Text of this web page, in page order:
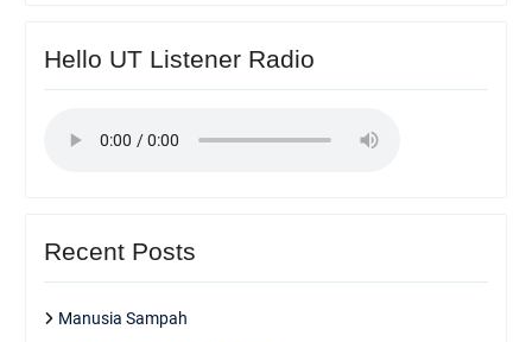
Hello UT Listener Radio
Recent Posts
Manusia Sampah